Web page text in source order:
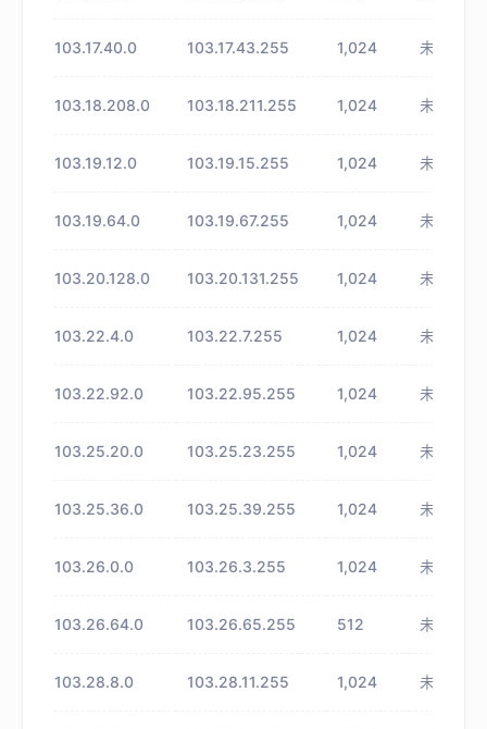
103.17.40.0 103.17.43.255 1,024 未知
103.18.208.0 103.18.211.255 1,024 未知
103.19.12.0 103.19.15.255 1,024 未知
103.19.64.0 103.19.67.255 1,024 未知
103.20.128.0 103.20.131.255 1,024 未知
103.22.4.0 103.22.7.255 1,024 未知
103.22.92.0 103.22.95.255 1,024 未知
103.25.20.0 103.25.23.255 1,024 未知
103.25.36.0 103.25.39.255 1,024 未知
103.26.0.0 103.26.3.255 1,024 未知
103.26.64.0 103.26.65.255 512 未知
103.28.8.0 103.28.11.255 1,024 未知